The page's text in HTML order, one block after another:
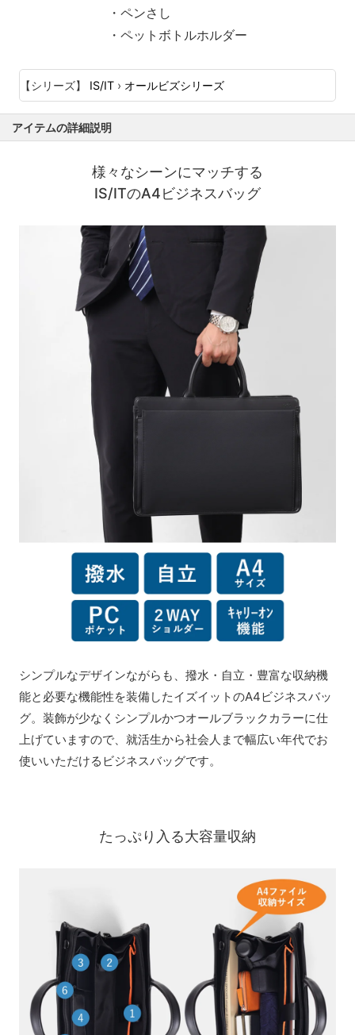
・ペンさし
・ペットボトルホルダー
【シリーズ】 IS/IT › オールビズシリーズ
アイテムの詳細説明
様々なシーンにマッチする
IS/ITのA4ビジネスバッグ
シンプルなデザインながらも、撥水・自立・豊富な収納機
能と必要な機能性を装備したイズイットのA4ビジネスバッ
グ。装飾が少なくシンプルかつオールブラックカラーに仕
上げていますので、就活生から社会人まで幅広い年代でお
使いいただけるビジネスバッグです。
たっぷり入る大容量収納